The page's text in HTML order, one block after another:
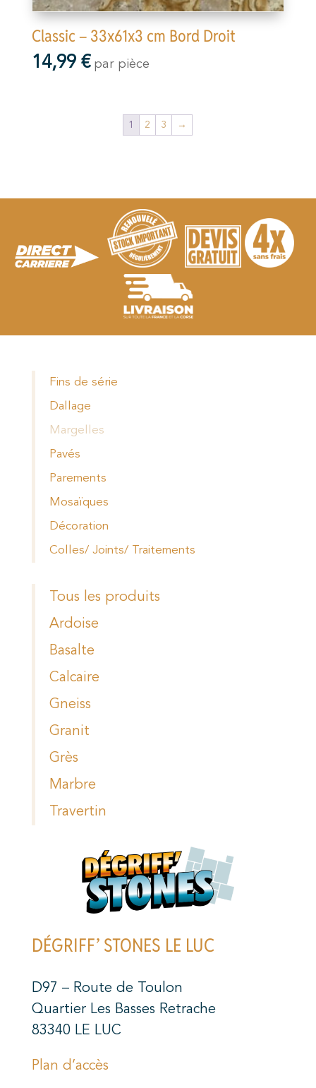
Classic – 33x61x3 cm Bord Droit
14,99 € par pièce
1 2 3 →
Fins de série
Dallage
Margelles
Pavés
Parements
Mosaïques
Décoration
Colles/ Joints/ Traitements
Tous les produits
Ardoise
Basalte
Calcaire
Gneiss
Granit
Grès
Marbre
Travertin
DÉGRIFF’ STONES LE LUC
D97 – Route de Toulon
Quartier Les Basses Retrache
83340 LE LUC
Plan d’accès